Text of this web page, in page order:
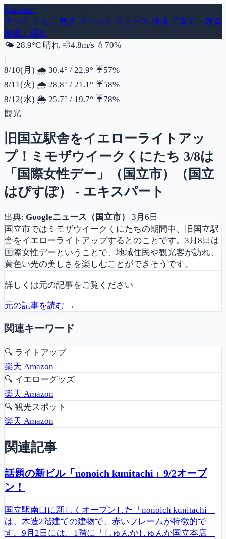
Kunitter
すべて くらし 観光 イベント ニュース 地域 子育て・教育
健康・福祉
🌤️ 28.9°C 晴れ 💨風速
4.8m/s 💧 湿度
70%
|
8/10(月) 🌧️ 30.4° / 22.9° ☔降水確率
57%
8/11(火) 🌧️ 28.8° / 21.1° ☔降水確率
58%
8/12(水) 🌦️ 25.7° / 19.7° ☔降水確率
78%
観光
旧国立駅舎をイエローライトアッ
プ！ミモザウイークくにたち 3/8は
「国際女性デー」（国立市）（国立
はぴすぽ） - エキスパート
出典: Googleニュース（国立市）
3月6日
国立市ではミモザウイークくにたちの期間中、旧国立駅
舎をイエローライトアップするとのことです。3月8日は
国際女性デーということで、地域住民や観光客が訪れ、
黄色い光の美しさを楽しむことができそうです。
詳しくは元の記事をご覧ください
元の記事を読む →
関連キーワード
🔍 ライトアップ
楽天 Amazon
🔍 イエローグッズ
楽天 Amazon
🔍 観光スポット
楽天 Amazon
関連記事
話題の新ビル「nonoich kunitachi」9/2オープ
ン！
国立駅南口に新しくオープンした「nonoich kunitachi」
は、木造2階建ての建物で、赤いフレームが特徴的で
す。9月2日には、1階に「しゅんかしゅんか国立本店」